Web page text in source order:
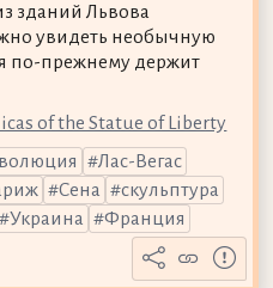
зданий Львова
увидеть необычную
по-прежнему держит
of the Statue of Liberty
Лас-Вегас
Сена
скульптура
Украина Франция